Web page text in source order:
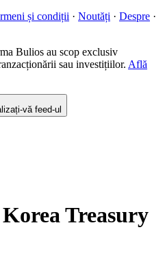
și condiții · Noutăți · Despre ·
Bulios au scop exclusiv
sau investițiilor. Află
vă feed-ul
Treasury